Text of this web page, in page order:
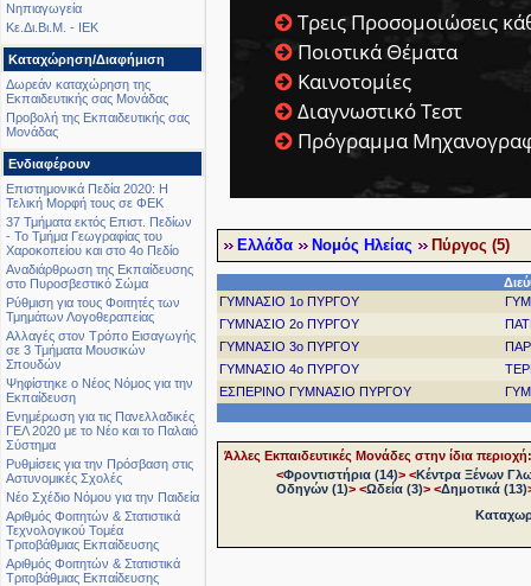
Νηπιαγωγεία
Κε.Δι.Βι.Μ. - ΙΕΚ
Καταχώρηση/Διαφήμιση
Δωρεάν καταχώρηση της
Εκπαιδευτικής σας Μονάδας
Προβολή της Εκπαιδευτικής σας
Μονάδας
Ενδιαφέρουν
Επιστημονικά Πεδία 2020: Η
Τελική Μορφή τους σε ΦΕΚ
37 Τμήματα εκτός Επιστ. Πεδίων
- Το Τμήμα Γεωγραφίας του
Χαροκοπείου και στο 4ο Πεδίο
Αναδιάρθρωση της Εκπαίδευσης
στο Πυροσβεστικό Σώμα
Ρύθμιση για τους Φοιτητές των
Τμημάτων Λογοθεραπείας
Αλλαγές στον Τρόπο Εισαγωγής
σε 3 Τμήματα Μουσικών
Σπουδών
Ψηφίστηκε ο Νέος Νόμος για την
Εκπαίδευση
Ενημέρωση για τις Πανελλαδικές
ΓΕΛ 2020 με το Νέο και το Παλαιό
Σύστημα
Ρυθμίσεις για την Πρόσβαση στις
Αστυνομικές Σχολές
Νέο Σχέδιο Νόμου για την Παιδεία
Αριθμός Φοιτητών & Στατιστικά
Τεχνολογικού Τομέα
Τριτοβάθμιας Εκπαίδευσης
Αριθμός Φοιτητών & Στατιστικά
Τριτοβάθμιας Εκπαίδευσης
Τρεις Προσομοιώσεις
Ποιοτικά Θέματα
Καινοτομίες
Διαγνωστικό Τεστ
Πρόγραμμα
Ελλάδα Νομός Ηλείας Πύργος (5)
ΓΥΜΝΑΣΙΟ 1ο ΠΥΡΓΟΥ
ΓΥΜΝΑΣΙΟ 2ο ΠΥΡΓΟΥ
ΓΥΜΝΑΣΙΟ 3ο ΠΥΡΓΟΥ
ΓΥΜΝΑΣΙΟ 4ο ΠΥΡΓΟΥ
ΕΣΠΕΡΙΝΟ ΓΥΜΝΑΣΙΟ ΠΥΡΓΟΥ
Άλλες Εκπαιδευτικές Μονάδες στην ίδια περιοχή:
<Φροντιστήρια (14)> <Κέντρα Ξένων
Οδηγών (1)> <Ωδεία (3)> <Δημοτικά (13)